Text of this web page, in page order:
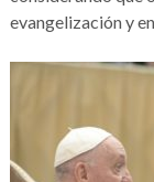
evangelización y